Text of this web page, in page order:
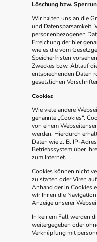
Löschung bzw.
Wir halten uns an die
und Datensparsamkeit.
personenbezogenen
Erreichung der hier
wie es die vom
Speicherfristen
Zweckes bzw. Ablauf
entsprechenden Daten
gesetzlichen
Cookies
Wie viele andere
genannte „Cookies“.
von einem
werden. Hierdurch
Daten wie z. B. IP-
Betriebssystem über
zum Internet.
Cookies können nicht
zu starten oder Viren
Anhand der in Cookies
wir Ihnen die
Anzeige unserer
In keinem Fall werden
weitergegeben oder
Verknüpfung mit